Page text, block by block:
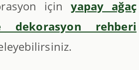
için yapay ağaç
dekorasyon rehberi